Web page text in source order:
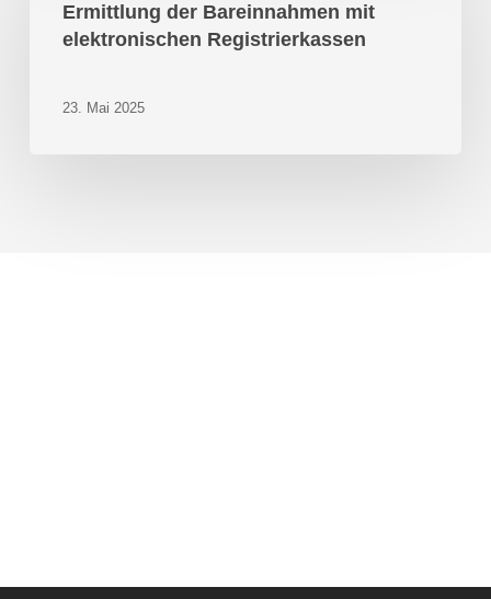
elektronischen
Ermittlung der Bareinnahmen mit
elektronischen Registrierkassen
23. Mai 2025